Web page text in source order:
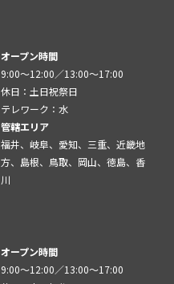
オープン時間
9:00～12:00／13:00～17:00
休日：土日祝祭日
テレワーク：水
管轄エリア
福井、岐阜、愛知、三重、近畿地
方、島根、鳥取、岡山、徳島、香
川
オープン時間
9:00～12:00／13:00～17:00